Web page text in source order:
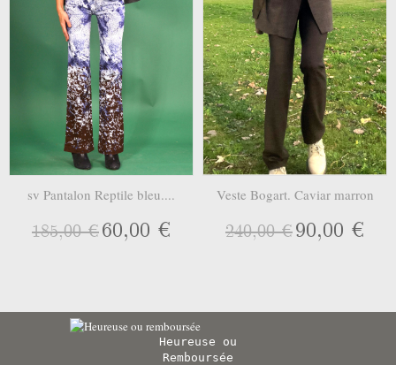
sv Pantalon Reptile bleu....
185,00 €60,00 €
Veste Bogart. Caviar marron
240,00 €90,00 €
Heureuse ou
Remboursée